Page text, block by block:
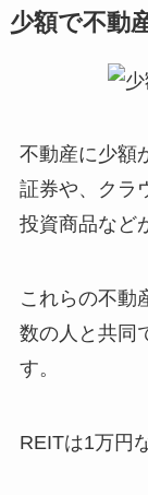
少額で不動
不動産に少額
証券や、クラ
投資商品など
これらの不動
数の人と共同
す。
REITは1万円